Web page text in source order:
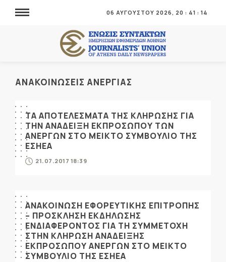
06 ΑΥΓΟΥΣΤΟΥ 2026, 20 : 41 : 14
ΑΝΑΚΟΙΝΩΣΕΙΣ ΑΝΕΡΓΙΑΣ
ΤΑ ΑΠΟΤΕΛΕΣΜΑΤΑ ΤΗΣ ΚΛΗΡΩΣΗΣ ΓΙΑ
ΤΗΝ ΑΝΑΔΕΙΞΗ ΕΚΠΡΟΣΩΠΟΥ ΤΩΝ
ΑΝΕΡΓΩΝ ΣΤΟ ΜΕΙΚΤΟ ΣΥΜΒΟΥΛΙΟ ΤΗΣ
ΕΣΗΕΑ
21.07.2017 18:39
ΑΝΑΚΟΙΝΩΣΗ ΕΦΟΡΕΥΤΙΚΗΣ ΕΠΙΤΡΟΠΗΣ
– ΠΡΟΣΚΛΗΣΗ ΕΚΔΗΛΩΣΗΣ
ΕΝΔΙΑΦΕΡΟΝΤΟΣ ΓΙΑ ΤΗ ΣΥΜΜΕΤΟΧΗ
ΣΤΗΝ ΚΛΗΡΩΣΗ ΑΝΑΔΕΙΞΗΣ
ΕΚΠΡΟΣΩΠΟΥ ΑΝΕΡΓΩΝ ΣΤΟ ΜΕΙΚΤΟ
ΣΥΜΒΟΥΛΙΟ ΤΗΣ ΕΣΗΕΑ